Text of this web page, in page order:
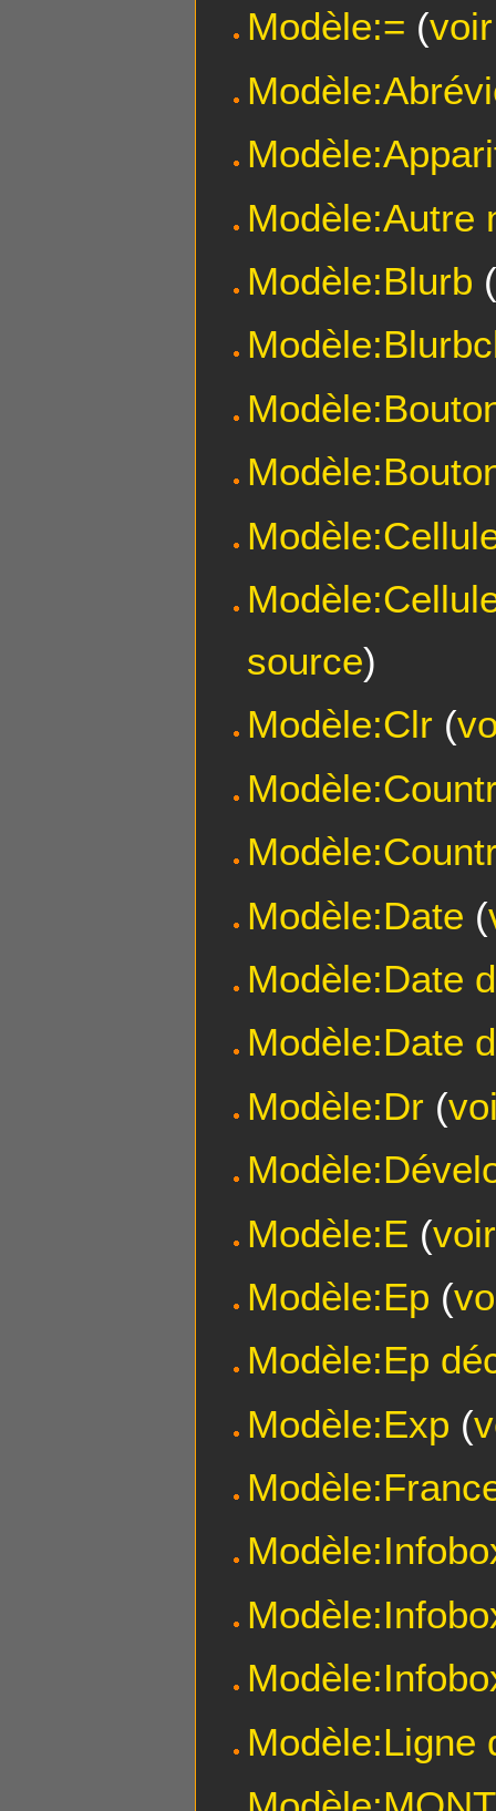
Modèle:= (
Modèle:Autre
Modèle:Blurb
source)
Modèle:Clr (
Modèle:Date (
Modèle:Date
Modèle:Date
Modèle:Dr (
Modèle:E (
Modèle:Ep (
Modèle:Ep
Modèle:Exp (
Modèle:Ligne